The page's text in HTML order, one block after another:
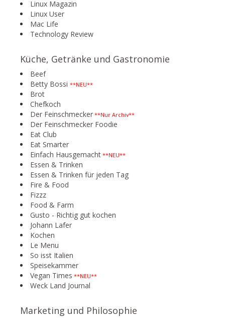
Linux Magazin
Linux User
Mac Life
Technology Review
Küche, Getränke und Gastronomie
Beef
Betty Bossi **NEU**
Brot
Chefkoch
Der Feinschmecker **Nur Archiv**
Der Feinschmecker Foodie
Eat Club
Eat Smarter
Einfach Hausgemacht **NEU**
Essen & Trinken
Essen & Trinken für jeden Tag
Fire & Food
Fizzz
Food & Farm
Gusto - Richtig gut kochen
Johann Lafer
Kochen
Le Menu
So isst Italien
Speisekammer
Vegan Times **NEU**
Weck Land Journal
Marketing und Philosophie